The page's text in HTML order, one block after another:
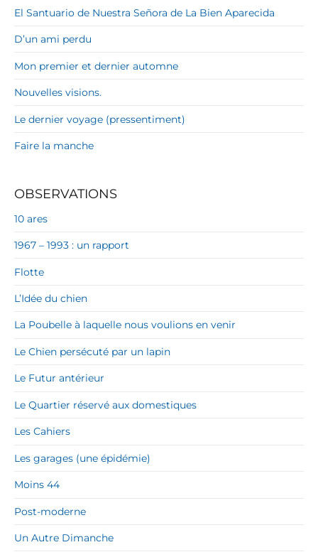
El Santuario de Nuestra Señora de La Bien Aparecida
D’un ami perdu
Mon premier et dernier automne
Nouvelles visions.
Le dernier voyage (pressentiment)
Faire la manche
OBSERVATIONS
10 ares
1967 – 1993 : un rapport
Flotte
L’Idée du chien
La Poubelle à laquelle nous voulions en venir
Le Chien persécuté par un lapin
Le Futur antérieur
Le Quartier réservé aux domestiques
Les Cahiers
Les garages (une épidémie)
Moins 44
Post-moderne
Un Autre Dimanche